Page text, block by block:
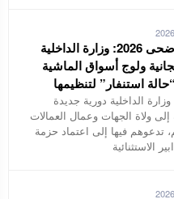
عيد الأضحى 2026: وزارة الداخلية
ولوج أسواق الماشية
استنفار” لتنظيمها
الداخلية دورية جديدة
ولاة الجهات وعمال العمالات
تدعوهم فيها إلى اعتماد حزمة
الاستثنائية